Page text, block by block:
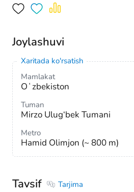
Joylashuvi
Xaritada ko'rsatish
Mamlakat
Oʻzbekiston
Tuman
Mirzo Ulug‘bek Tumani
Metro
Hamid Olimjon (~ 800 m)
Tavsif Tarjima